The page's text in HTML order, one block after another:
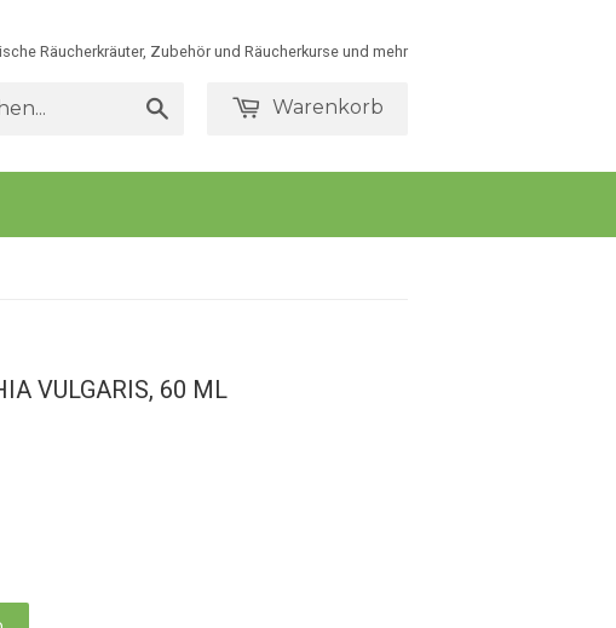
Räucherkräuter, Zubehör und Räucherkurse und mehr
Warenkorb
VULGARIS, 60 ML